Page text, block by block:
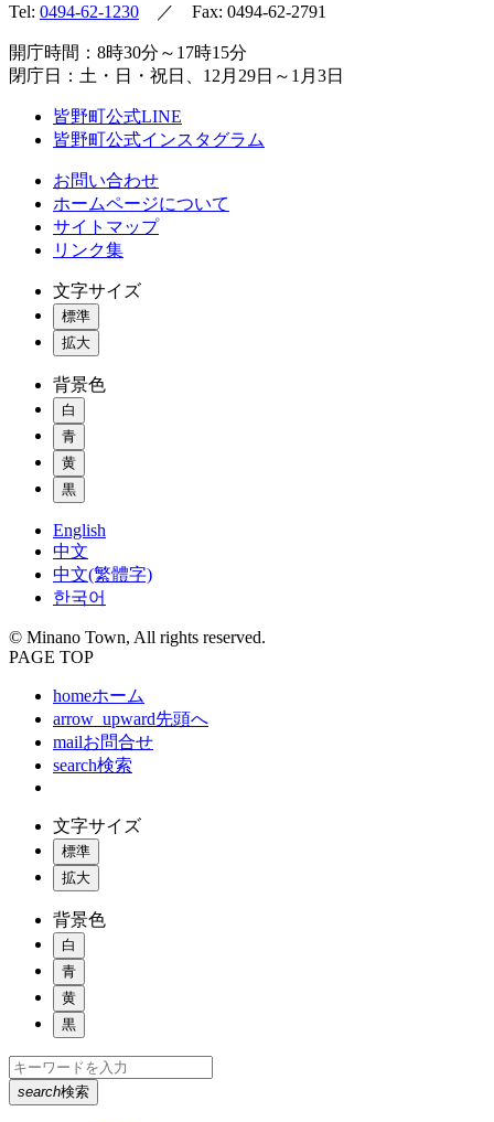
Tel: 0494-62-1230 ／ Fax: 0494-62-2791
開庁時間：8時30分～17時15分
閉庁日：土・日・祝日、12月29日～1月3日
皆野町公式LINE
皆野町公式インスタグラム
お問い合わせ
ホームページについて
サイトマップ
リンク集
文字サイズ
標準
拡大
背景色
白
青
黄
黒
English
中文
中文(繁體字)
한국어
© Minano Town, All rights reserved.
PAGE TOP
homeホーム
arrow_upward先頭へ
mailお問合せ
search検索
文字サイズ
標準
拡大
背景色
白
青
黄
黒
search検索